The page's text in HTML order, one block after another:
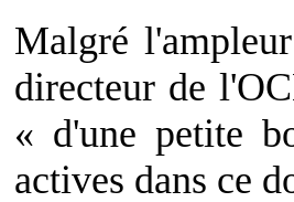
Malgré
directeur de
« d'une petite
actives dans ce